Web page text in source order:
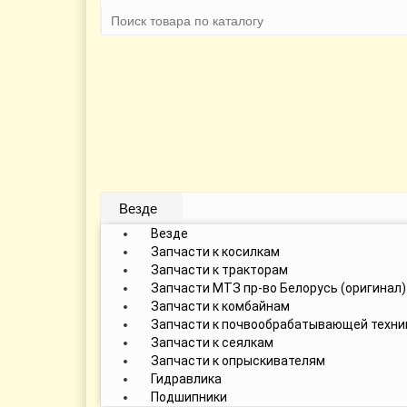
Везде
Везде
Запчасти к косилкам
Запчасти к тракторам
Запчасти МТЗ пр-во Белорусь (оригинал)
Запчасти к комбайнам
Запчасти к почвообрабатывающей
Запчасти к сеялкам
Запчасти к опрыскивателям
Гидравлика
Подшипники